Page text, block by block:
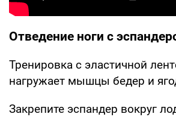
Отведение ноги с
Тренировка с эластичной
нагружает мышцы бедер и
Закрепите эспандер вокруг